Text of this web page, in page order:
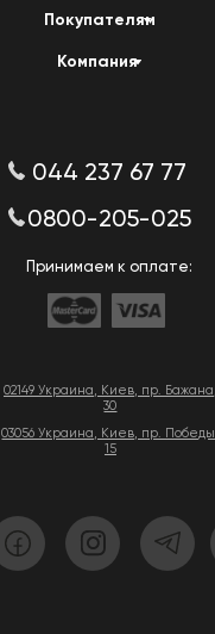
02149 Украина, Киев, пр. Бажана,
30
03056 Украина, Киев, пр. Победы,
15
Покупателям
Компания
044 237 67 77
0800-205-025
Принимаем к оплате: